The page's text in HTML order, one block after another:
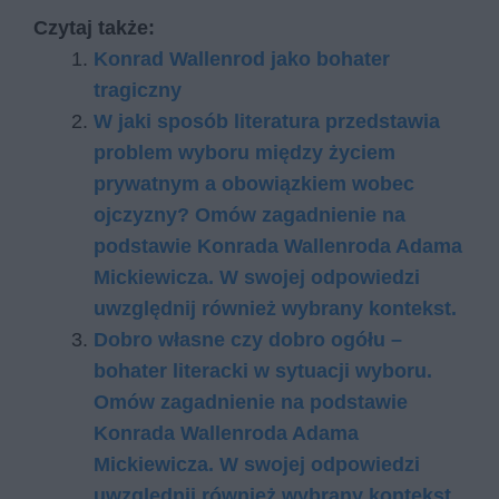
Czytaj także:
Konrad Wallenrod jako bohater
tragiczny
W jaki sposób literatura przedstawia
problem wyboru między życiem
prywatnym a obowiązkiem wobec
ojczyzny? Omów zagadnienie na
podstawie Konrada Wallenroda Adama
Mickiewicza. W swojej odpowiedzi
uwzględnij również wybrany kontekst.
Dobro własne czy dobro ogółu –
bohater literacki w sytuacji wyboru.
Omów zagadnienie na podstawie
Konrada Wallenroda Adama
Mickiewicza. W swojej odpowiedzi